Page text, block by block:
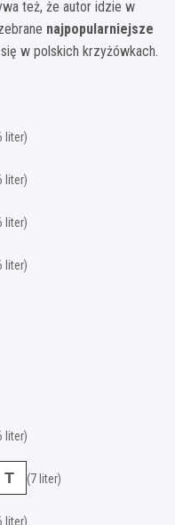
też, że autor idzie w
najpopularniejsze
w polskich krzyżówkach.
liter)
liter)
liter)
liter)
liter)
T (7 liter)
liter)